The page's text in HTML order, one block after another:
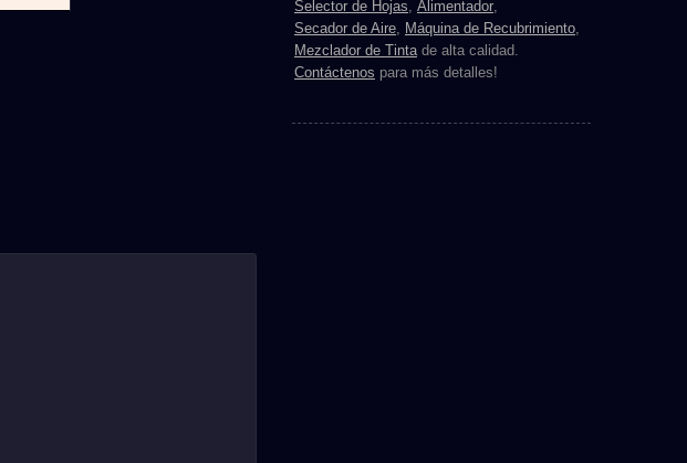
Selector de Hojas, Alimentador,
Secador de Aire, Máquina de Recubrimiento,
Mezclador de Tintade alta calidad.
Contáctenos para más detalles!